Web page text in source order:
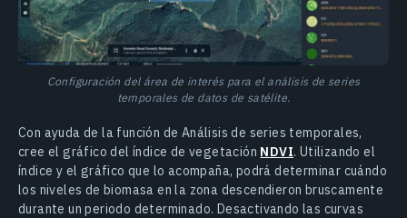
Configuración del área de interés para el análisis de series
temporales de datos de satélite.
Con ayuda de la función de Análisis de series temporales,
cree el gráfico del índice de vegetación NDVI. Utilizando el
índice y el gráfico que lo acompaña, podrá determinar cuándo
los niveles de biomasa en la zona descendieron bruscamente
durante un periodo determinado. Desactivando las curvas